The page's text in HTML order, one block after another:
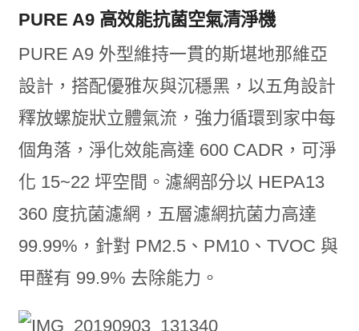
PURE A9 高效能抗菌空氣清淨機
PURE A9 外型維持一貫的斯堪地那維亞
設計，搭配優雅灰與沉穩黑，以五角設計
釋放螺旋狀立體氣流，強力循環到家中每
個角落，淨化效能高達 600 CADR，可淨
化 15~22 坪空間。濾網部分以 HEPA13
360 度抗菌濾網，五層濾網抗菌力高達
99.99%，針對 PM2.5、PM10、TVOC 與
甲醛有 99.9% 去除能力。